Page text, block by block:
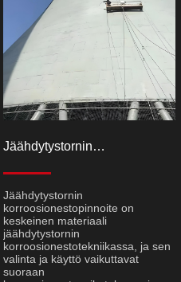
Jäähdytystornin
Jäähdytystornin
korroosionestopinnoite on
keskeinen materiaali
jäähdytystornin
korroosionestotekniikassa, ja sen
valinta ja käyttö vaikuttavat
suoraan